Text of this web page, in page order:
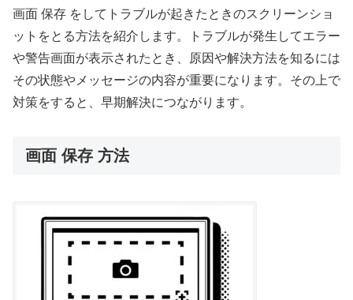
画面 保存 をしてトラブルが起きたときのスクリーンショ
ットをとる方法を紹介します。トラブルが発生してエラー
や警告画面が表示されたとき、原因や解決方法を知るには
その状態やメッセージの内容が重要になります。その上で
対策をすると、早期解決につながります。
画面 保存 方法